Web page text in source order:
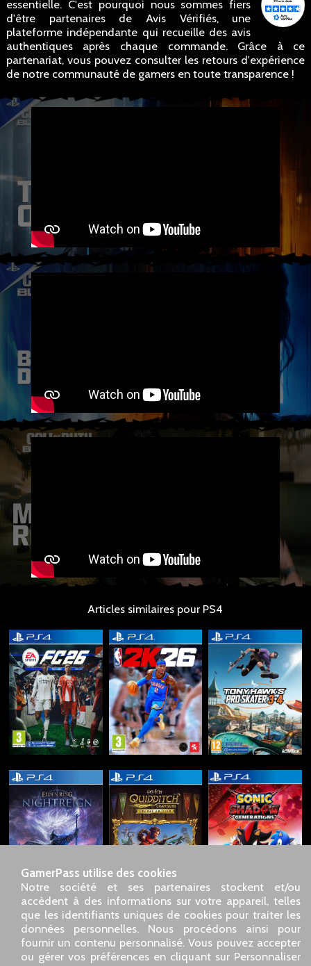
essentielle. C'est pourquoi nous sommes fiers
d'être partenaires de Avis Vérifiés, une
plateforme indépendante qui recueille des avis
authentiques après chaque commande. Grâce à ce
partenariat, vous pouvez consulter les retours d'expérience
de notre communauté de gamers en toute transparence !
Articles similaires pour PS4
GamerPass utilise des cookies
Notre société et ses partenaires stockent et/ou
accèdent à des informations sur votre appareil, telles
que les identifiants uniques de cookies pour traiter les
données personnelles. Nous procédons ainsi pour
fournir un contenu personnalisé. Vous pouvez accepter
ou gérer vos préférences en cliquant sur Personnaliser
SARL GDN GamerPass, Service client par téléphone : 01 85
09 18 80